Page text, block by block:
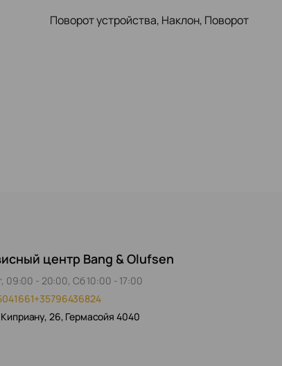
Поворот устройства, Наклон, Поворот
центр Bang & Olufsen
09:00 - 20:00, Сб 10:00 - 17:00
+35796436824
26, Гермасойя 4040